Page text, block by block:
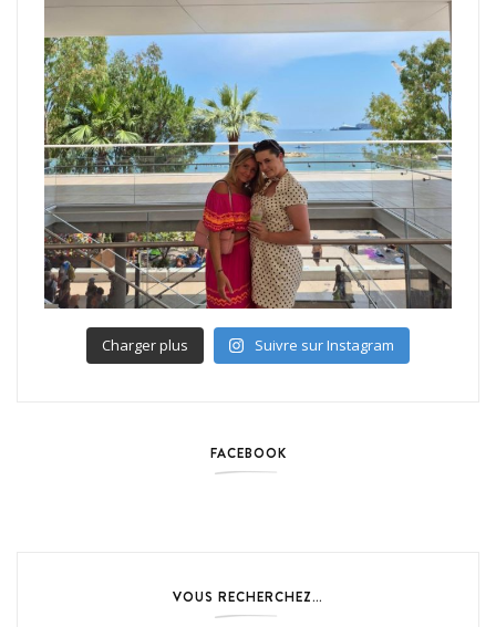
Charger plus Suivre sur Instagram
FACEBOOK
VOUS RECHERCHEZ…